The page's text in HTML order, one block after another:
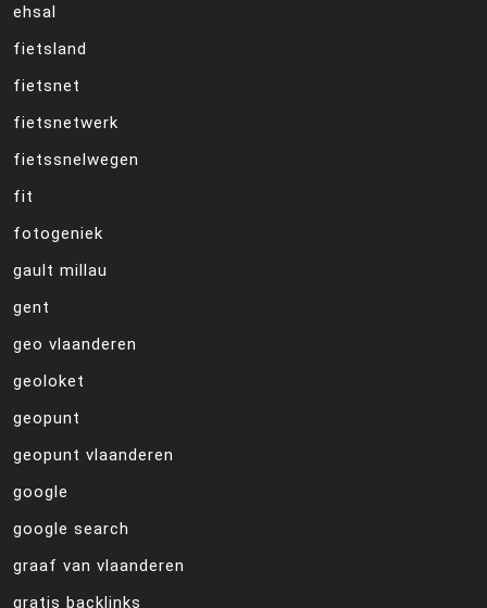
ehsal
fietsland
fietsnet
fietsnetwerk
fietssnelwegen
fit
fotogeniek
gault millau
gent
geo vlaanderen
geoloket
geopunt
geopunt vlaanderen
google
google search
graaf van vlaanderen
gratis backlinks